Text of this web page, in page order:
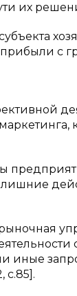
их
с
иные
c.85].